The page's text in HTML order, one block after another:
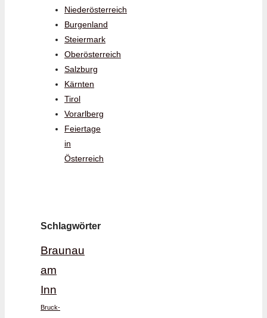
Niederösterreich
Burgenland
Steiermark
Oberösterreich
Salzburg
Kärnten
Tirol
Vorarlberg
Feiertage
in
Österreich
Schlagwörter
Braunau
am
Inn
Bruck-